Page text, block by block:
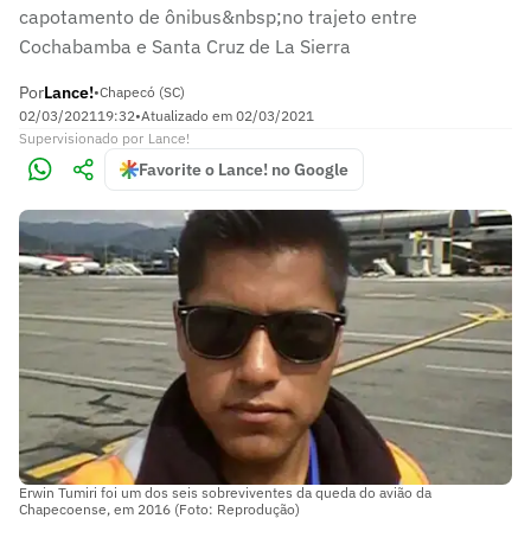
capotamento de ônibus&nbsp;no trajeto entre
Cochabamba e Santa Cruz de La Sierra
PorLance!•Chapecó (SC)
02/03/202119:32•Atualizado em 02/03/2021
Supervisionado por Lance!
Favorite o Lance! no Google
Erwin Tumiri foi um dos seis sobreviventes da queda do avião da
Chapecoense, em 2016 (Foto: Reprodução)